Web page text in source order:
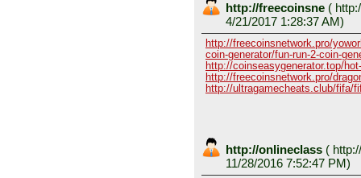
http://freecoinsne (
4/21/2017 1:28:37 AM)
http://freecoinsnetwork.pro/
coin-generator/fun-run-2-coin-
http://coinseasygenerator.top/
http://freecoinsnetwork.pro/
http://ultragamecheats.club/fifa/
http://onlineclass (
11/28/2016 7:52:47 PM)